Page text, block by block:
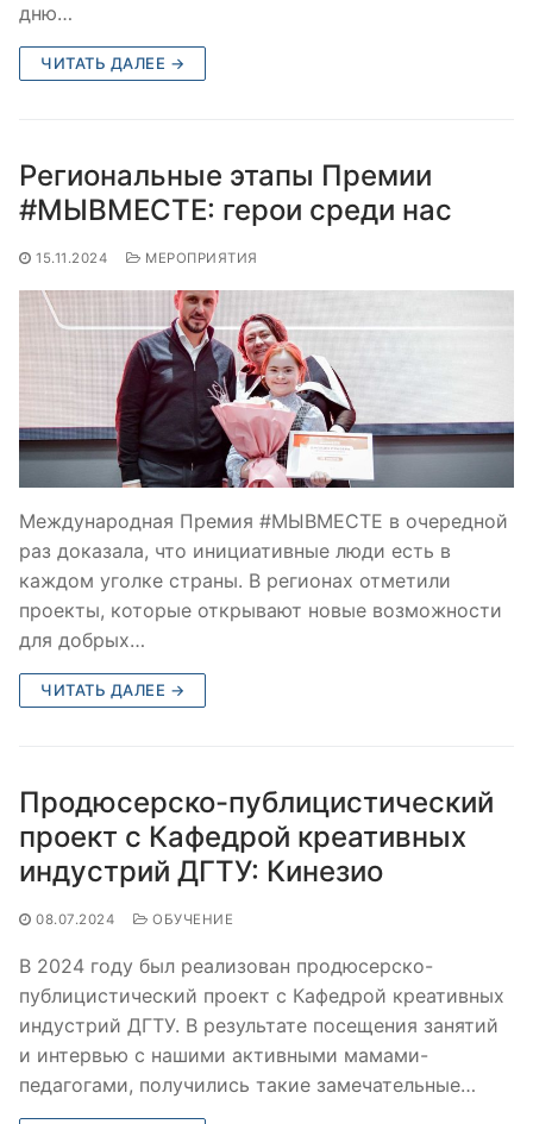
дню…
ЧИТАТЬ ДАЛЕЕ →
Региональные этапы Премии
#МЫВМЕСТЕ: герои среди нас
15.11.2024 МЕРОПРИЯТИЯ
Международная Премия #МЫВМЕСТЕ в очередной
раз доказала, что инициативные люди есть в
каждом уголке страны. В регионах отметили
проекты, которые открывают новые возможности
для добрых…
ЧИТАТЬ ДАЛЕЕ →
Продюсерско-публицистический
проект с Кафедрой креативных
индустрий ДГТУ: Кинезио
08.07.2024 ОБУЧЕНИЕ
В 2024 году был реализован продюсерско-
публицистический проект с Кафедрой креативных
индустрий ДГТУ. В результате посещения занятий
и интервью с нашими активными мамами-
педагогами, получились такие замечательные…